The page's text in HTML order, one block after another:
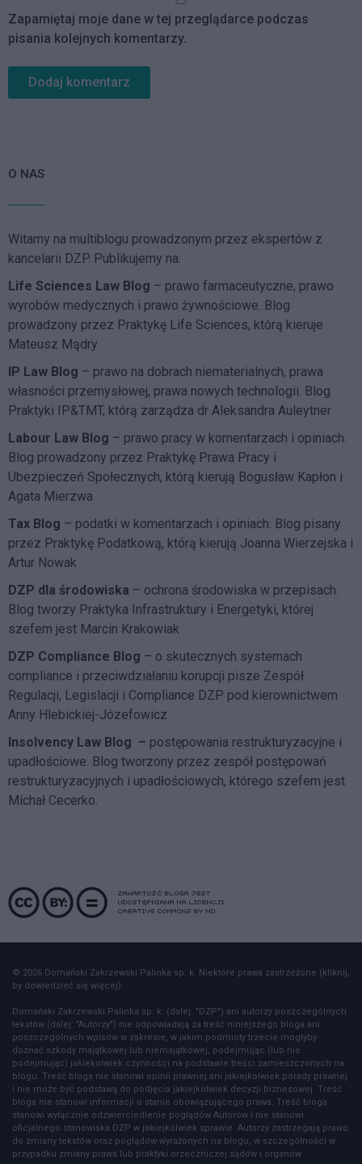
Zapamiętaj moje dane w tej przeglądarce podczas
pisania kolejnych komentarzy.
O NAS
Witamy na multiblogu prowadzonym przez ekspertów z
kancelarii DZP. Publikujemy na:
Life Sciences Law Blog – prawo farmaceutyczne, prawo
wyrobów medycznych i prawo żywnościowe. Blog
prowadzony przez Praktykę Life Sciences, którą kieruje
Mateusz Mądry
IP Law Blog – prawo na dobrach niematerialnych, prawa
własności przemysłowej, prawa nowych technologii. Blog
Praktyki IP&TMT, którą zarządza dr Aleksandra Auleytner
Labour Law Blog – prawo pracy w komentarzach i opiniach.
Blog prowadzony przez Praktykę Prawa Pracy i
Ubezpieczeń Społecznych, którą kierują Bogusław Kapłon i
Agata Mierzwa
Tax Blog – podatki w komentarzach i opiniach. Blog pisany
przez Praktykę Podatkową, którą kierują Joanna Wierzejska i
Artur Nowak
DZP dla środowiska – ochrona środowiska w przepisach.
Blog tworzy Praktyka Infrastruktury i Energetyki, której
szefem jest Marcin Krakowiak
DZP Compliance Blog – o skutecznych systemach
compliance i przeciwdziałaniu korupcji pisze Zespół
Regulacji, Legislacji i Compliance DZP pod kierownictwem
Anny Hlebickiej-Józefowicz
Insolvency Law Blog – postępowania restrukturyzacyjne i
upadłościowe. Blog tworzony przez zespół postępowań
restrukturyzacyjnych i upadłościowych, którego szefem jest
Michał Cecerko.
© 2026 Domański Zakrzewski Palinka sp. k. Niektóre prawa zastrzeżone (kliknij,
by dowiedzieć się więcej).
Domański Zakrzewski Palinka sp. k. (dalej: "DZP") ani autorzy poszczególnych
tekstów (dalej: "Autorzy") nie odpowiadają za treść niniejszego bloga ani
poszczególnych wpisów w zakresie, w jakim podmioty trzecie mogłyby
doznać szkody majątkowej lub niemajątkowej, podejmując (lub nie
podejmując) jakiekolwiek czynności na podstawie treści zamieszczonych na
blogu. Treść bloga nie stanowi opinii prawnej ani jakiejkolwiek porady prawnej
i nie może być podstawą do podjęcia jakiejkolwiek decyzji biznesowej. Treść
bloga nie stanowi informacji o stanie obowiązującego prawa. Treść bloga
stanowi wyłącznie odzwierciedlenie poglądów Autorów i nie stanowi
oficjalnego stanowiska DZP w jakiejkolwiek sprawie. Autorzy zastrzegają prawo
do zmiany tekstów oraz poglądów wyrażonych na blogu, w szczególności w
przypadku zmiany prawa lub praktyki orzeczniczej sądów i organów